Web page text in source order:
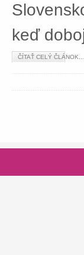
keď
ČÍTAŤ CELÝ ČLÁNOK...